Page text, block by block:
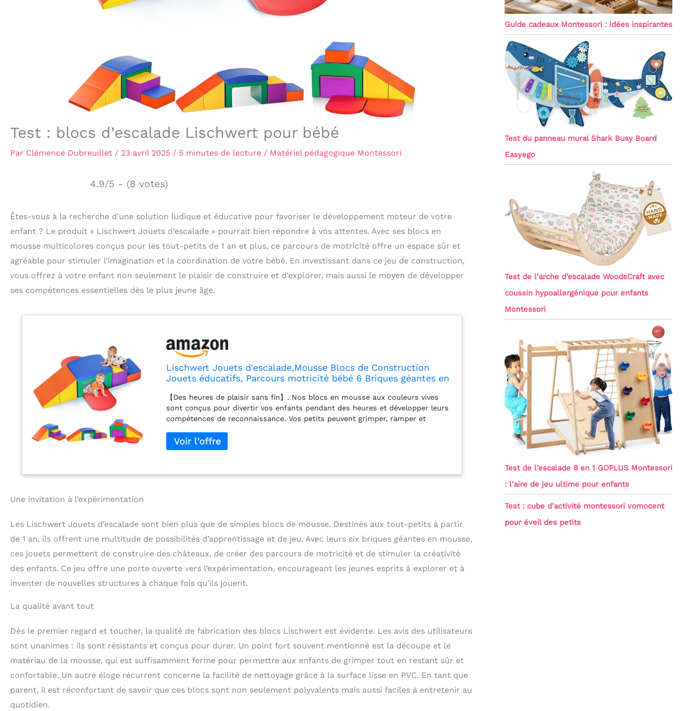
Test : blocs d’escalade Lischwert pour bébé
Par Clémence Dubreuillet / 23 avril 2025 / 5 minutes de lecture / Matériel pédagogique Montessori
4.9/5 - (8 votes)
Êtes-vous à la recherche d’une solution ludique et éducative pour favoriser le développement moteur de votre
enfant ? Le produit « Lischwert Jouets d’escalade » pourrait bien répondre à vos attentes. Avec ses blocs en
mousse multicolores conçus pour les tout-petits de 1 an et plus, ce parcours de motricité offre un espace sûr et
agréable pour stimuler l’imagination et la coordination de votre bébé. En investissant dans ce jeu de construction,
vous offrez à votre enfant non seulement le plaisir de construire et d’explorer, mais aussi le moyen de développer
ses compétences essentielles dès le plus jeune âge.
Lischwert Jouets d'escalade,Mousse Blocs de Construction
Jouets éducatifs, Parcours motricité bébé 6 Briques géantes en
Ans+, Multicolore
【Des heures de plaisir sans fin】. Nos blocs en mousse aux couleurs vives
sont conçus pour divertir vos enfants pendant des heures et développer leurs
compétences de reconnaissance. Vos petits peuvent grimper, ramper et
Crawling Route】 Les blocs pour les tout-petits sont livrés avec 5 formes
différentes, Y compris 1 coin, 1 forme de chaise, 2 demi-cercles, 2 rectangles,
fonction stimule la créativité et les compétences de résolution de problèmes
toxique et inodore, doux pour la peau et antidérapant, offrant une protection
et un confort supplémentaires à votre bébé. 【Facile à monter et à
toute sécurité par du velcro, ce qui vous permet de les (dé)monter et de les
ranger facilement. Ils amènent les enfants à créer et à apprécier de nouvelles
combinaisons. Remarque : nettoyer avec un savon doux et de l'eau.
【Portable】 Nos dispositifs Soft-Play sont de taille moyenne et suffisamment
Une invitation à l’expérimentation
Les Lischwert Jouets d’escalade sont bien plus que de simples blocs de mousse. Destinés aux tout-petits à partir
de 1 an, ils offrent une multitude de possibilités d’apprentissage et de jeu. Avec leurs six briques géantes en mousse,
ces jouets permettent de construire des châteaux, de créer des parcours de motricité et de stimuler la créativité
des enfants. Ce jeu offre une porte ouverte vers l’expérimentation, encourageant les jeunes esprits à explorer et à
inventer de nouvelles structures à chaque fois qu’ils jouent.
La qualité avant tout
Dès le premier regard et toucher, la qualité de fabrication des blocs Lischwert est évidente. Les avis des utilisateurs
sont unanimes : ils sont résistants et conçus pour durer. Un point fort souvent mentionné est la découpe et le
matériau de la mousse, qui est suffisamment ferme pour permettre aux enfants de grimper tout en restant sûr et
confortable. Un autre éloge récurrent concerne la facilité de nettoyage grâce à la surface lisse en PVC. En tant que
parent, il est réconfortant de savoir que ces blocs sont non seulement polyvalents mais aussi faciles à entretenir au
quotidien.
Guide cadeaux Montessori : idées inspirantes
Test du panneau mural Shark Busy Board
Easyego
Test de l’arche d’escalade WoodsCraft avec
coussin hypoallergénique pour enfants
Montessori
Test de l’escalade 8 en 1 GOPLUS Montessori
: l’aire de jeu ultime pour enfants
Test : cube d’activité montessori vomocent
pour éveil des petits